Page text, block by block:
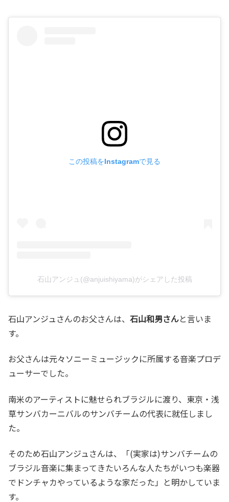
この投稿をInstagramで見る
石山アンジュ(@anjuishiyama)がシェアした投稿
石山アンジュさんのお父さんは、 石山和男さんと言いま
す。
お父さんは元々ソニーミュージックに所属する音楽プロデ
ューサーでした。
南米のアーティストに魅せられブラジルに渡り、東京・浅
草サンバカーニバルのサンバチームの代表に就任しまし
た。
そのため石山アンジュさんは、「(実家は)サンバチームの
ブラジル音楽に集まってきたいろんな人たちがいつも楽器
でドンチャカやっているような家だった」と明かしていま
す。